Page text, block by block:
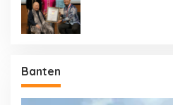
Banten